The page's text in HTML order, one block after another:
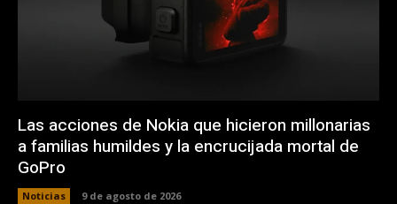
Las acciones de Nokia que hicieron millonarias
a familias humildes y la encrucijada mortal de
GoPro
Noticias 9 de agosto de 2026